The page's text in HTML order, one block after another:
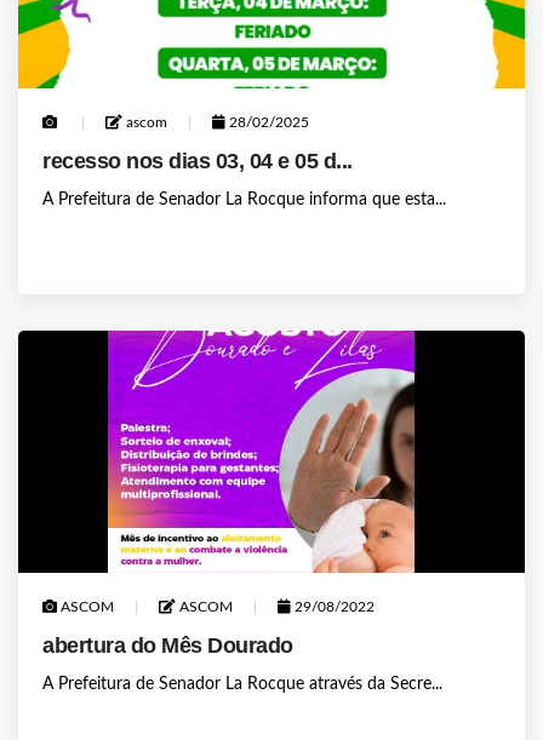
ascom 28/02/2025
recesso nos dias 03, 04 e 05 d...
A Prefeitura de Senador La Rocque informa que esta...
ASCOM ASCOM 29/08/2022
abertura do Mês Dourado
A Prefeitura de Senador La Rocque através da Secre...